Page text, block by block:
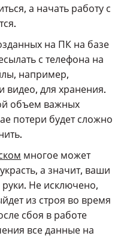
а начать работу с
на ПК на базе
с телефона на
например,
видео, для хранения.
объем важных
потери будет сложно
многое может
а значит, ваши
Не исключено,
из строя во время
сбоя в работе
все данные на